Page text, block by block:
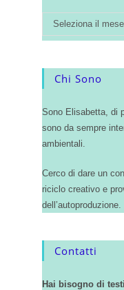
Seleziona il mese
Chi Sono
Sono Elisabetta, di
sono da sempre
ambientali.
Cerco di dare un
riciclo creativo e
dell’autoproduzione.
Contatti
Hai bisogno di